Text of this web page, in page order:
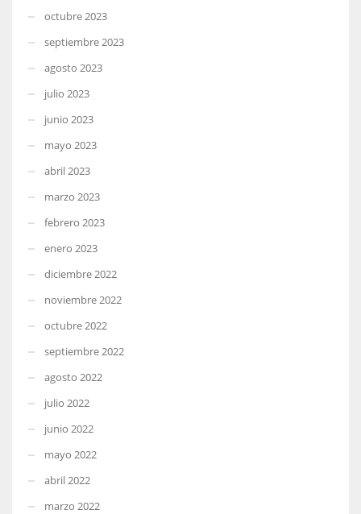
octubre 2023
septiembre 2023
agosto 2023
julio 2023
junio 2023
mayo 2023
abril 2023
marzo 2023
febrero 2023
enero 2023
diciembre 2022
noviembre 2022
octubre 2022
septiembre 2022
agosto 2022
julio 2022
junio 2022
mayo 2022
abril 2022
marzo 2022